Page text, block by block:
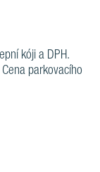
kóji a DPH.
parkovacího